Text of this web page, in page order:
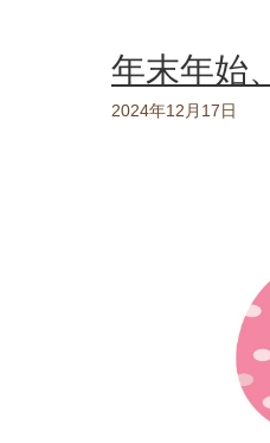
年末年始
2024年12月17日